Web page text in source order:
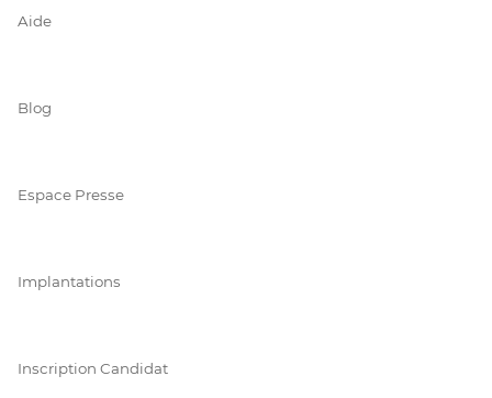
Aide
Blog
Espace Presse
Implantations
Inscription Candidat